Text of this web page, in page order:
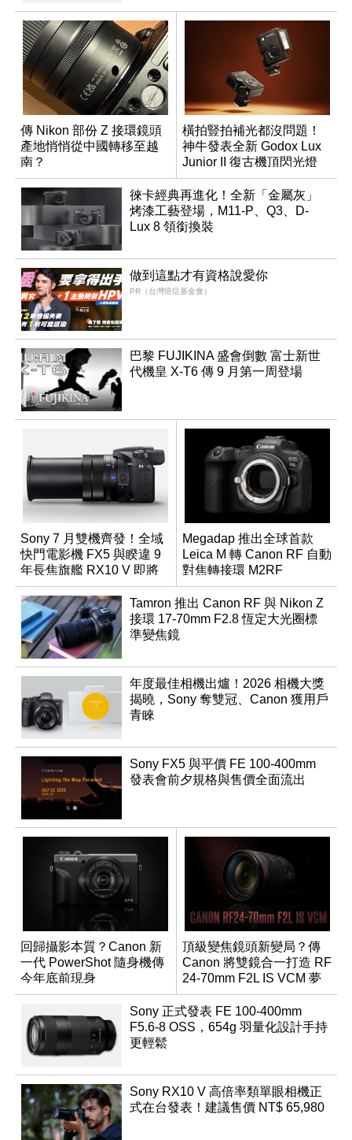
傳 Nikon 部份 Z 接環鏡頭
產地悄悄從中國轉移至越
南？
橫拍豎拍補光都沒問題！
神牛發表全新 Godox Lux
Junior II 復古機頂閃光燈
徠卡經典再進化！全新「金屬灰」
烤漆工藝登場，M11-P、Q3、D-
Lux 8 領銜換裝
做到這點才有資格說愛你
PR（台灣癌症基金會）
巴黎 FUJIKINA 盛會倒數 富士新世
代機皇 X-T6 傳 9 月第一周登場
Sony 7 月雙機齊發！全域
快門電影機 FX5 與睽違 9
年長焦旗艦 RX10 V 即將
登場
Megadap 推出全球首款
Leica M 轉 Canon RF 自動
對焦轉接環 M2RF
Tamron 推出 Canon RF 與 Nikon Z
接環 17-70mm F2.8 恆定大光圈標
準變焦鏡
年度最佳相機出爐！2026 相機大獎
揭曉，Sony 奪雙冠、Canon 獲用戶
青睞
Sony FX5 與平價 FE 100-400mm
發表會前夕規格與售價全面流出
回歸攝影本質？Canon 新
一代 PowerShot 隨身機傳
今年底前現身
頂級變焦鏡頭新變局？傳
Canon 將雙鏡合一打造 RF
24-70mm F2L IS VCM 夢
幻規格
Sony 正式發表 FE 100-400mm
F5.6-8 OSS，654g 羽量化設計手持
更輕鬆
Sony RX10 V 高倍率類單眼相機正
式在台發表！建議售價 NT$ 65,980